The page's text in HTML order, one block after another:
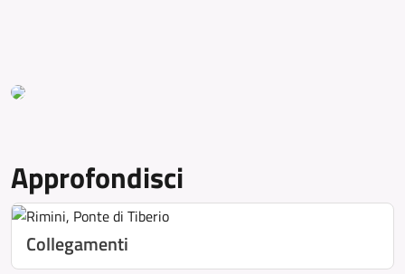
Approfondisci
Collegamenti